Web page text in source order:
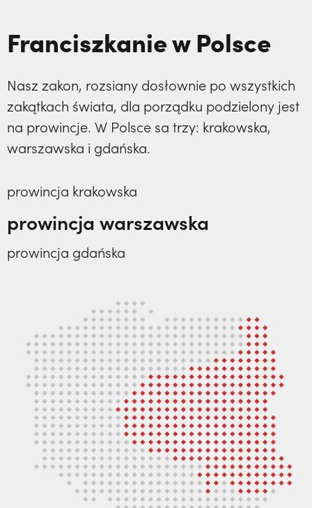
Franciszkanie w Polsce
Nasz zakon, rozsiany dosłownie po wszystkich
zakątkach świata, dla porządku podzielony jest
na prowincje. W Polsce sa trzy: krakowska,
warszawska i gdańska.
prowincja krakowska
prowincja warszawska
prowincja gdańska